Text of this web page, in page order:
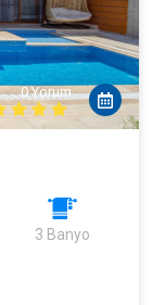
0 Yorum
3 Banyo